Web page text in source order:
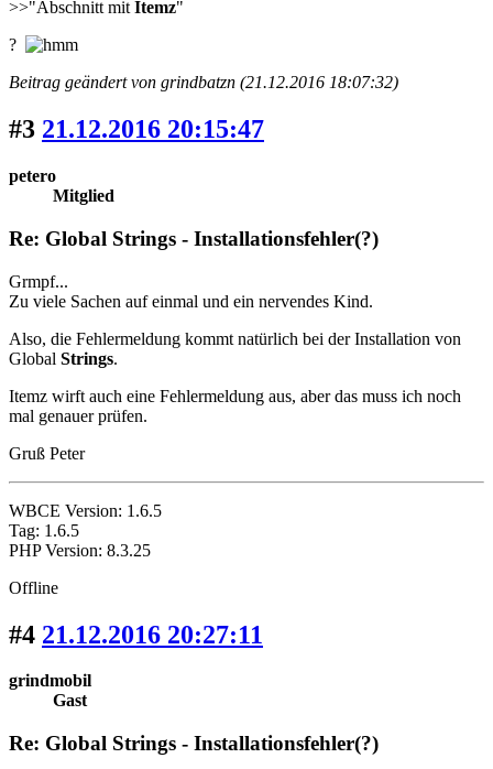
>>"Abschnitt mit Itemz"
?
Beitrag geändert von grindbatzn (21.12.2016 18:07:32)
#3 21.12.2016 20:15:47
petero
Mitglied
Re: Global Strings - Installationsfehler(?)
Grmpf...
Zu viele Sachen auf einmal und ein nervendes Kind.
Also, die Fehlermeldung kommt natürlich bei der Installation von
Global Strings.
Itemz wirft auch eine Fehlermeldung aus, aber das muss ich noch
mal genauer prüfen.
Gruß Peter
WBCE Version: 1.6.5
Tag: 1.6.5
PHP Version: 8.3.25
Offline
#4 21.12.2016 20:27:11
grindmobil
Gast
Re: Global Strings - Installationsfehler(?)